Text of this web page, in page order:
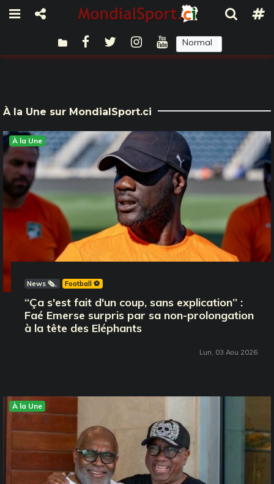
Normal
À la Une sur MondialSport.ci
À la Une
News 🗞️ Football ⚽️
‘‘Ça s'est fait d'un coup, sans explication’’ :
Faé Emerse surpris par sa non-prolongation
à la tête des Eléphants
Lun, 03 Aou 2026
À la Une